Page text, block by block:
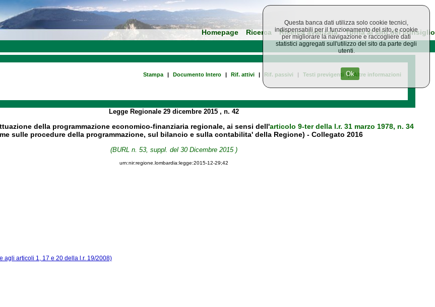
Homepage Ricerca Ricerca avanzata Torna al sito del consiglio
Stampa | Documento Intero | Rif. attivi | Rif. passivi | Testi previgenti | Altre informazioni
Legge Regionale 29 dicembre 2015 , n. 42
della programmazione economico-finanziaria regionale, ai sensi dell'articolo 9-ter della l.r. 31 marzo 1978, n. 34
sulle procedure della programmazione, sul bilancio e sulla contabilita' della Regione) - Collegato 2016
(BURL n. 53, suppl. del 30 Dicembre 2015 )
urn:nir:regione.lombardia:legge:2015-12-29;42
agli articoli 1, 17 e 20 della l.r. 19/2008)
Questa banca dati utilizza solo cookie tecnici,
indispensabili per il funzionamento del sito, e cookie
per migliorare la navigazione e raccogliere dati
statistici aggregati sull'utilizzo del sito da parte degli
utenti.
Ok